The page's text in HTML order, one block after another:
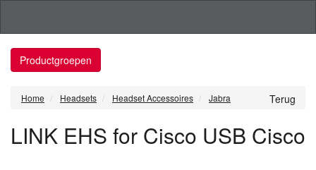
Productgroepen
Terug
Home Headsets Headset Accessoires Jabra
LINK EHS for Cisco USB Cisco